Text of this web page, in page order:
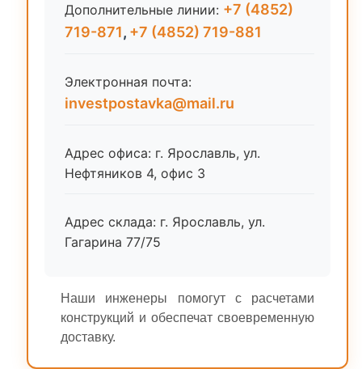
Дополнительные линии: +7 (4852)
719-871, +7 (4852) 719-881
Электронная почта:
investpostavka@mail.ru
Адрес офиса: г. Ярославль, ул.
Нефтяников 4, офис 3
Адрес склада: г. Ярославль, ул.
Гагарина 77/75
Наши инженеры помогут с расчетами
конструкций и обеспечат своевременную
доставку.